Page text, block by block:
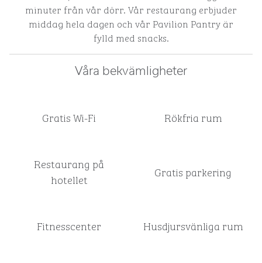
minuter från vår dörr. Vår restaurang erbjuder
middag hela dagen och vår Pavilion Pantry är
fylld med snacks.
Våra bekvämligheter
Gratis Wi-Fi Rökfria rum
Restaurang på
hotellet
Gratis parkering
Fitnesscenter Husdjursvänliga rum